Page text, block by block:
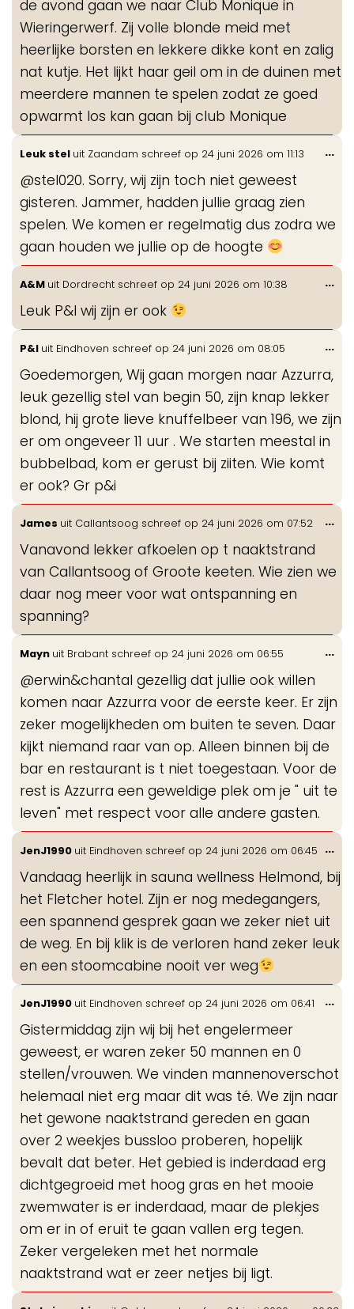
de avond gaan we naar Club Monique in
Wieringerwerf. Zij volle blonde meid met
heerlijke borsten en lekkere dikke kont en zalig
nat kutje. Het lijkt haar geil om in de duinen met
meerdere mannen te spelen zodat ze goed
opwarmt los kan gaan bij club Monique
Leuk stel uit Zaandam schreef op 24 juni 2026 om 11:13
@stel020. Sorry, wij zijn toch niet geweest
gisteren. Jammer, hadden jullie graag zien
spelen. We komen er regelmatig dus zodra we
gaan houden we jullie op de hoogte
...
A&M uit Dordrecht schreef op 24 juni 2026 om 10:38
Leuk P&I wij zijn er ook
...
P&I uit Eindhoven schreef op 24 juni 2026 om 08:05
Goedemorgen, Wij gaan morgen naar Azzurra,
leuk gezellig stel van begin 50, zijn knap lekker
blond, hij grote lieve knuffelbeer van 196, we zijn
er om ongeveer 11 uur . We starten meestal in
bubbelbad, kom er gerust bij ziiten. Wie komt
er ook? Gr p&i
...
James uit Callantsoog schreef op 24 juni 2026 om 07:52
Vanavond lekker afkoelen op t naaktstrand
van Callantsoog of Groote keeten. Wie zien we
daar nog meer voor wat ontspanning en
spanning?
...
Mayn uit Brabant schreef op 24 juni 2026 om 06:55
@erwin&chantal gezellig dat jullie ook willen
komen naar Azzurra voor de eerste keer. Er zijn
zeker mogelijkheden om buiten te seven. Daar
kijkt niemand raar van op. Alleen binnen bij de
bar en restaurant is t niet toegestaan. Voor de
rest is Azzurra een geweldige plek om je " uit te
leven" met respect voor alle andere gasten.
...
JenJ1990 uit Eindhoven schreef op 24 juni 2026 om 06:45
Vandaag heerlijk in sauna wellness Helmond, bij
het Fletcher hotel. Zijn er nog medegangers,
een spannend gesprek gaan we zeker niet uit
de weg. En bij klik is de verloren hand zeker leuk
en een stoomcabine nooit ver weg
...
JenJ1990 uit Eindhoven schreef op 24 juni 2026 om 06:41
Gistermiddag zijn wij bij het engelermeer
geweest, er waren zeker 50 mannen en 0
stellen/vrouwen. We vinden mannenoverschot
helemaal niet erg maar dit was té. We zijn naar
het gewone naaktstrand gereden en gaan
over 2 weekjes bussloo proberen, hopelijk
bevalt dat beter. Het gebied is inderdaad erg
dichtgegroeid met hoog gras en het mooie
zwemwater is er inderdaad, maar de plekjes
om er in of eruit te gaan vallen erg tegen.
Zeker vergeleken met het normale
naaktstrand wat er zeer netjes bij ligt.
...